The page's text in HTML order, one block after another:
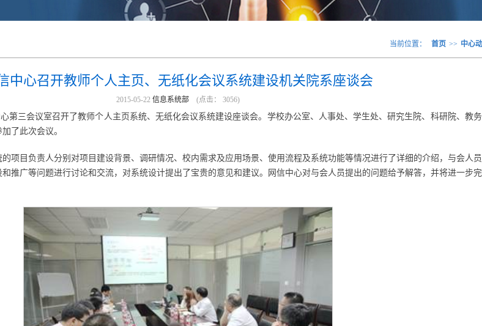
当前位置： 首页 >> 中心
中心召开教师个人主页、无纸化会议系统建设机关院系座谈会
2015-05-22 信息系统部 (点击： 3056)
第三会议室召开了教师个人主页系统、无纸化会议系统建设座谈会。学校办公室、人事处、学生处、研究生院、科研院、教
了此次会议。
项目负责人分别对项目建设背景、调研情况、校内需求及应用场景、使用流程及系统功能等情况进行了详细的介绍，与会人
推广等问题进行讨论和交流，对系统设计提出了宝贵的意见和建议。网信中心对与会人员提出的问题给予解答，并将进一步